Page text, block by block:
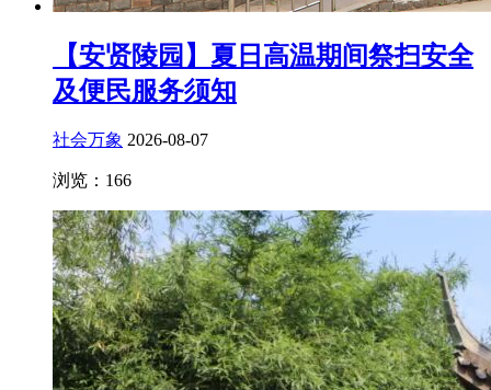
【安贤陵园】夏日高温期间祭扫安全
及便民服务须知
社会万象 2026-08-07
浏览：166